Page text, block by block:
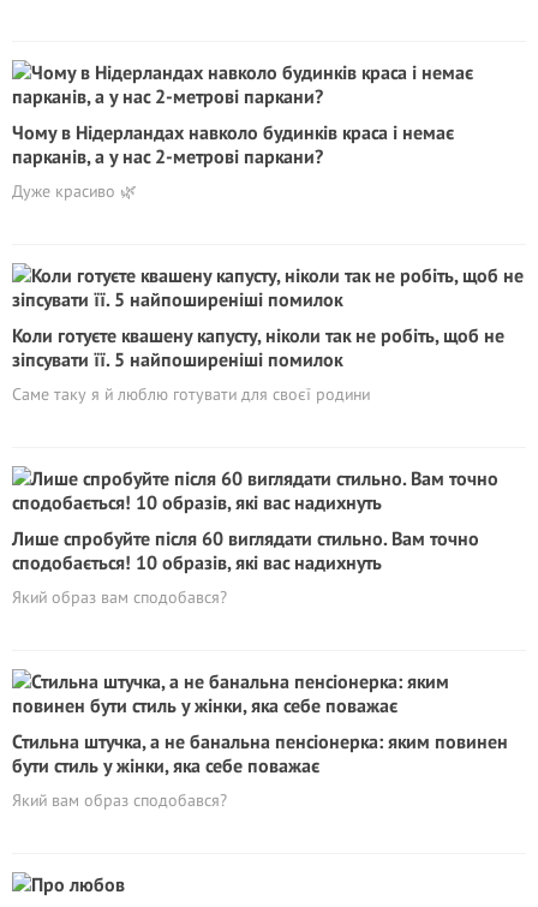
Чому в Нідерландах навколо будинків краса і немає
парканів, а у нас 2-метрові паркани?
Дуже красиво 🌿
Коли готуєте квашену капусту, ніколи так не робіть, щоб не
зіпсувати її. 5 найпоширеніші помилок
Саме таку я й люблю готувати для своєї родини
Лише спробуйте після 60 виглядати стильно. Вам точно
сподобається! 10 образів, які вас надихнуть
Який образ вам сподобався?
Стильна штучка, а не банальна пенсіонерка: яким повинен
бути стиль у жінки, яка себе поважає
Який вам образ сподобався?